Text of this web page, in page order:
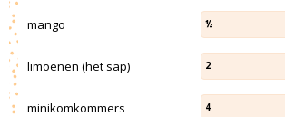
mango ½
limoenen (het sap) 2
minikomkommers 4